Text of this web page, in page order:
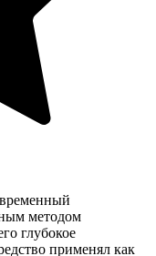
методом
глубокое
применял как